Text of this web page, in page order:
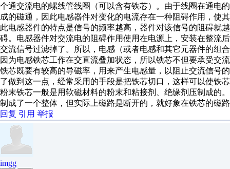
个通交流电的螺线管线圈（可以含有铁芯）。由于线圈在通电
成的磁通，因此电感器件对变化的电流存在一种阻碍作用，使
此电感器件的特点是信号的频率越高，器件对该信号的阻碍就
碍。电感器件对交流电的阻碍作用使用在电源上，安装在整流
交流信号过滤掉了。所以，电感（或者电感和其它元器件的组
因为电感铁芯工作在交直流叠加状态，所以铁芯不但要承受交
铁芯既要有较高的导磁率，用来产生电感量，以阻止交流信号
了做到这一点，经常采用的手段是把铁芯切口，这样可以使铁
粉末铁芯一般是用软磁材料的粉末和粘接剂、绝缘剂压制成的
制成了一个整体，但实际上磁路是断开的，就好象在铁芯的磁
回复 引用 举报
imgg